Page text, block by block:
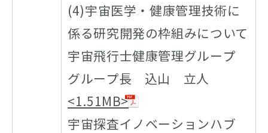
(4)宇宙医学・健康管理技術に
係る研究開発の枠組みについて
宇宙飛行士健康管理グループ
グループ長 込山 立人
<1.51MB>
宇宙探査イノベーションハブ